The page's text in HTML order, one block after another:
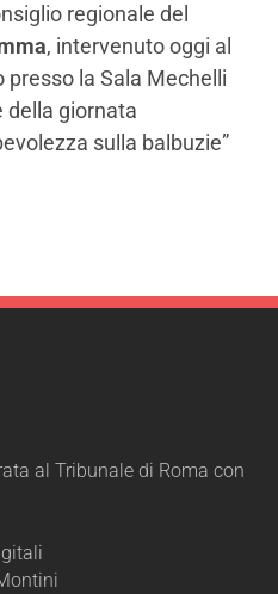
regionale del
, intervenuto oggi al
presso la Sala Mechelli
della giornata
sulla balbuzie”
al Tribunale di Roma con